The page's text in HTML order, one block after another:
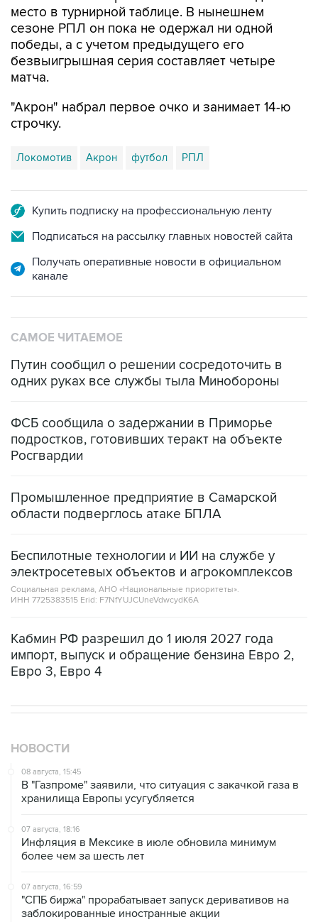
место в турнирной таблице. В нынешнем
сезоне РПЛ он пока не одержал ни одной
победы, а с учетом предыдущего его
безвыигрышная серия составляет четыре
матча.
"Акрон" набрал первое очко и занимает 14-ю
строчку.
Локомотив Акрон футбол РПЛ
Купить подписку на профессиональную ленту
Подписаться на рассылку главных новостей сайта
Получать оперативные новости в официальном
канале
САМОЕ ЧИТАЕМОЕ
Путин сообщил о решении сосредоточить в
одних руках все службы тыла Минобороны
ФСБ сообщила о задержании в Приморье
подростков, готовивших теракт на объекте
Росгвардии
Промышленное предприятие в Самарской
области подверглось атаке БПЛА
Беспилотные технологии и ИИ на службе у
электросетевых объектов и агрокомплексов
Социальная реклама, АНО «Национальные приоритеты».
ИНН 7725383515 Erid: F7NfYUJCUneVdwcydK6A
Кабмин РФ разрешил до 1 июля 2027 года
импорт, выпуск и обращение бензина Евро 2,
Евро 3, Евро 4
НОВОСТИ
08 августа, 15:45
В "Газпроме" заявили, что ситуация с закачкой газа в
хранилища Европы усугубляется
07 августа, 18:16
Инфляция в Мексике в июле обновила минимум
более чем за шесть лет
07 августа, 16:59
"СПБ биржа" прорабатывает запуск деривативов на
заблокированные иностранные акции